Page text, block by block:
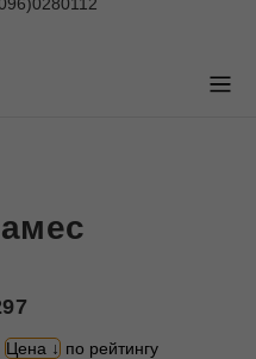
Цена по рейтингу